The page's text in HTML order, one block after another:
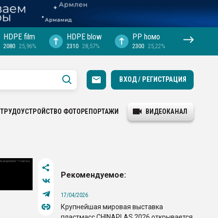
HDPE film
2080 25,96%
HDPE blow
2310 28,57%
PP hомо
2300 25,22%
ВХОД / РЕГИСТРАЦИЯ
ТРУДОУСТРОЙСТВО ФОТОРЕПОРТАЖИ ВИДЕОКАНАЛ
Рекомендуемое:
17/04/2026
Крупнейшая мировая выставка